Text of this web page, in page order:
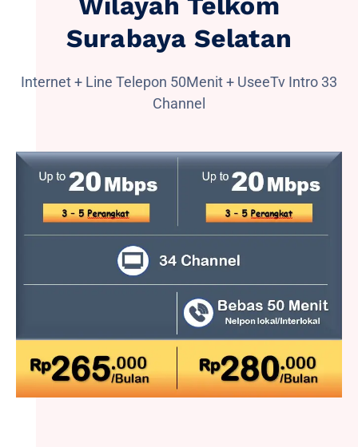
Surabaya Selatan
Internet + Line Telepon 50Menit + UseeTv Intro 33
Channel